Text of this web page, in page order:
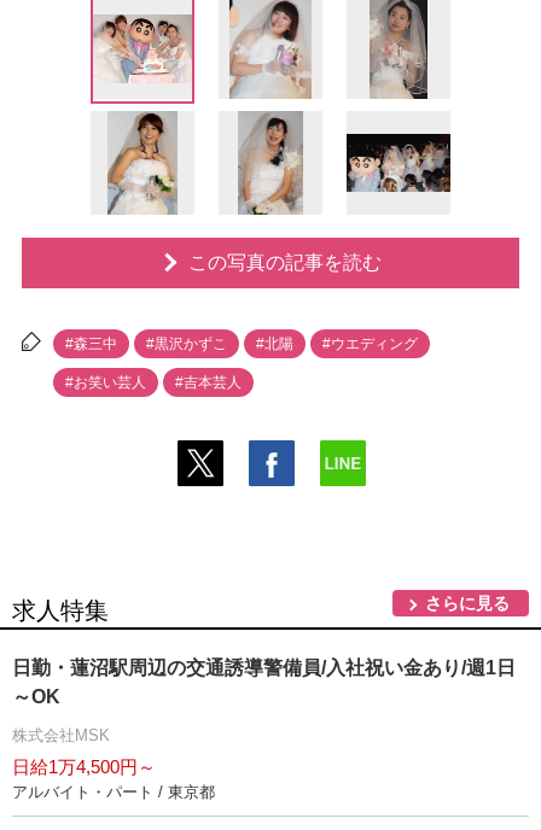
この写真の記事を読む
#森三中 #黒沢かずこ #北陽 #ウエディング
#お笑い芸人 #吉本芸人
求人特集 さらに見る
日勤・蓮沼駅周辺の交通誘導警備員/入社祝い金あり/週1日
～OK
株式会社MSK
日給1万4,500円～
アルバイト・パート / 東京都